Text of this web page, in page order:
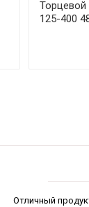
Торцевой
125-400
Отличный